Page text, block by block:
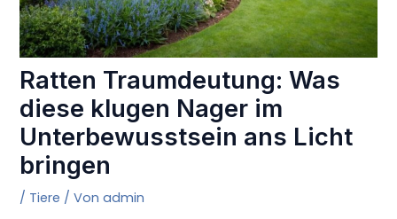
Ratten Traumdeutung: Was
diese klugen Nager im
Unterbewusstsein ans Licht
bringen
/ Tiere / Vonadmin